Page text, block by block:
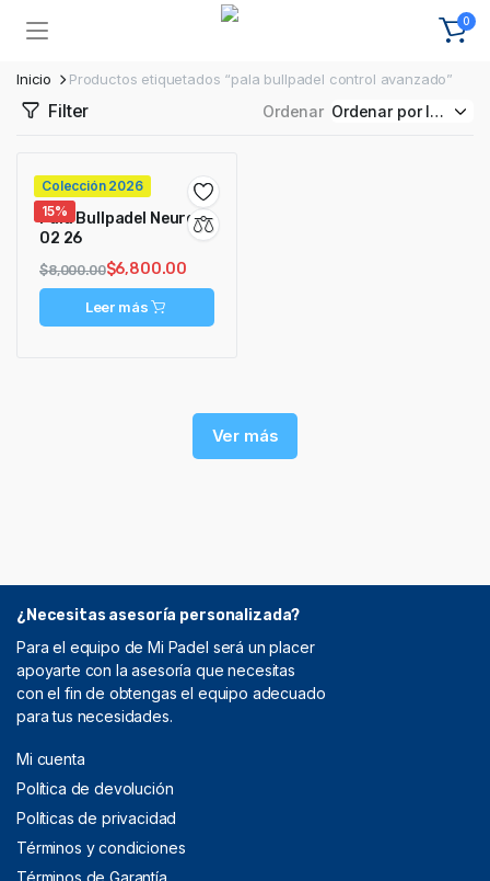
0
Inicio Productos etiquetados “pala bullpadel control avanzado”
Filter Ordenar
Colección 2026
15%
Pala Bullpadel Neuron
02 26
$8,000.00$6,800.00
Leer más
Ver más
¿Necesitas asesoría personalizada?
Para el equipo de Mi Padel será un placer
apoyarte con la asesoría que necesitas
con el fin de obtengas el equipo adecuado
para tus necesidades.
Mi cuenta
Política de devolución
Políticas de privacidad
Términos y condiciones
Términos de Garantía